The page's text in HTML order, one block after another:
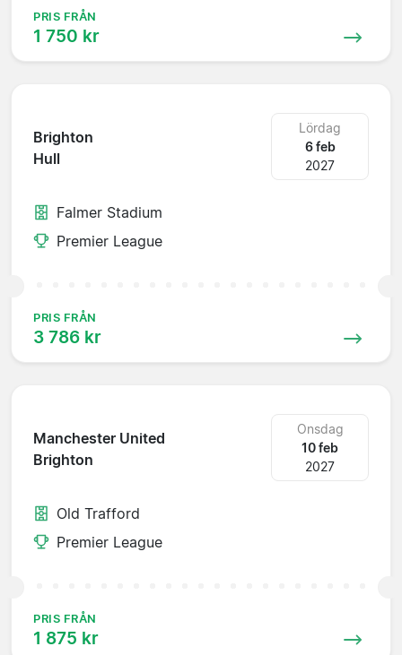
PRIS FRÅN
1 750 kr
Brighton
Hull
Lördag
6 feb
2027
Falmer Stadium
Premier League
PRIS FRÅN
3 786 kr
Manchester United
Brighton
Onsdag
10 feb
2027
Old Trafford
Premier League
PRIS FRÅN
1 875 kr